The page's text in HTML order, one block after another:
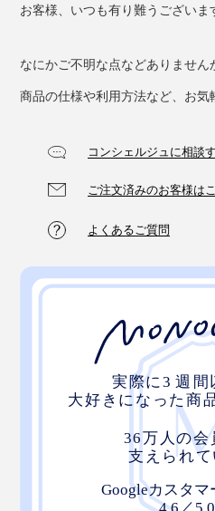
お客様、いつも有り難うございま
なにかご不明な点などありません
商品の仕様や利用方法など、お気
コンシェルジュに相談
ご注文済みのお客様は
よくあるご質問